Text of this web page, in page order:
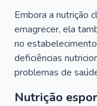
Embora a nutrição
emagrecer, ela
no
deficiências
problemas de
Nutrição